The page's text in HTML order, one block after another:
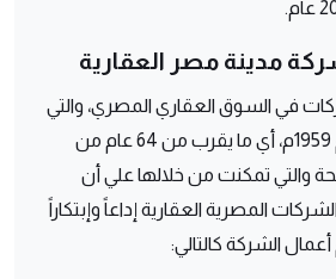
مدينة مصر العقارية
في السوق العقاري المصري، والتي
تم تأسيسها منذ عام 1959م، أي ما يقرب من 64 عام من
والتي تمكنت من خلالها علي أن
المصرية العقارية إداعاً وإبتكاراً
الشركة كالتالي: